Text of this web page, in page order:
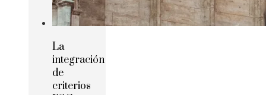
La
integración
de
criterios